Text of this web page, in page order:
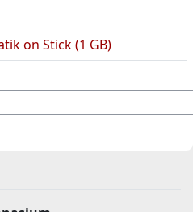
on Stick (1 GB)Link/URL